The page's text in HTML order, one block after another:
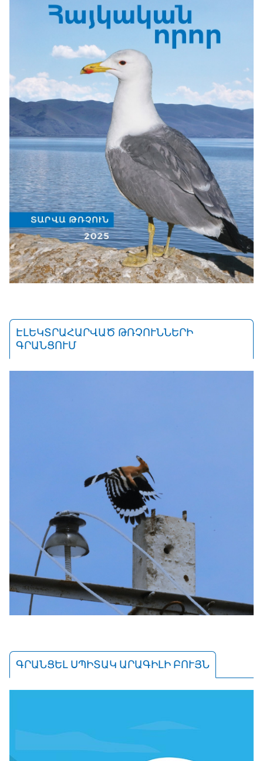
ԷԼԵԿՏՐԱՀԱՐՎԱԾ ԹՌՉՈՒՆՆԵՐԻ
ԳՐԱՆՑՈՒՄ
ԳՐԱՆՑԵԼ ՍՊԻՏԱԿ ԱՐԱԳԻԼԻ ԲՈՒՅՆ